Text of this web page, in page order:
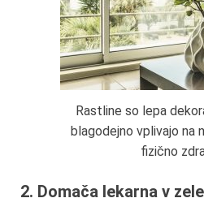
Rastline so lepa
blagodejno vplivajo na
fizično
2. Domača lekarna v